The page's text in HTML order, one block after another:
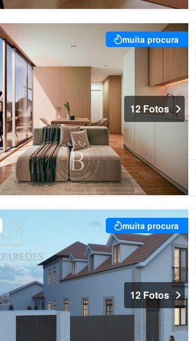
muita procura
12 Fotos
muita procura
12 Fotos